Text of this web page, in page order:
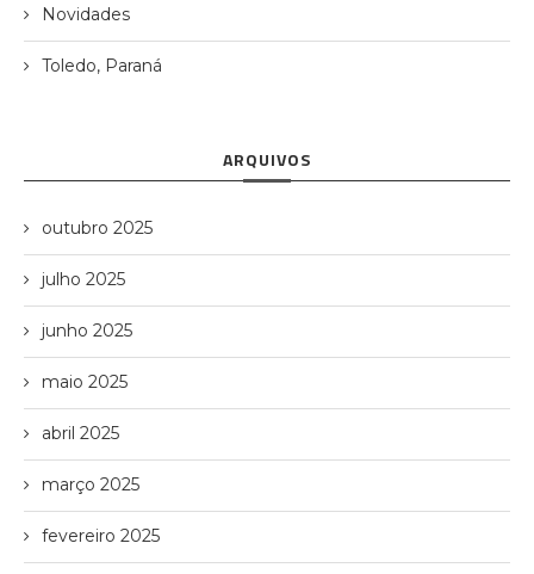
Novidades
Toledo, Paraná
ARQUIVOS
outubro 2025
julho 2025
junho 2025
maio 2025
abril 2025
março 2025
fevereiro 2025